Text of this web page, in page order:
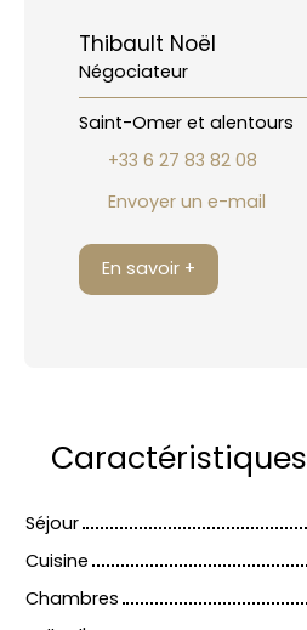
Thibault Noël
Négociateur
Saint-Omer et alentours
+33 6 27 83 82 08
Envoyer un e-mail
En savoir +
Caractéristiques
Séjour
Cuisine
Chambres